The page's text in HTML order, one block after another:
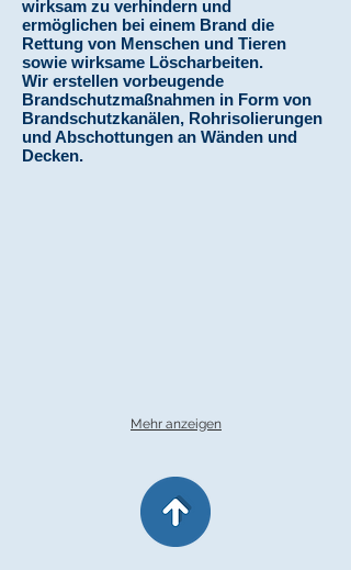
wirksam zu verhindern und
ermöglichen bei einem Brand die
Rettung von Menschen und Tieren
sowie wirksame Löscharbeiten.
Wir erstellen vorbeugende
Brandschutzmaßnahmen in Form von
Brandschutzkanälen, Rohrisolierungen
und Abschottungen an Wänden und
Decken.
Mehr anzeigen